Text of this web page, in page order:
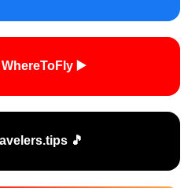
▶️ YouTube - WhereToFly
🎵 TikTok - travelers.tips